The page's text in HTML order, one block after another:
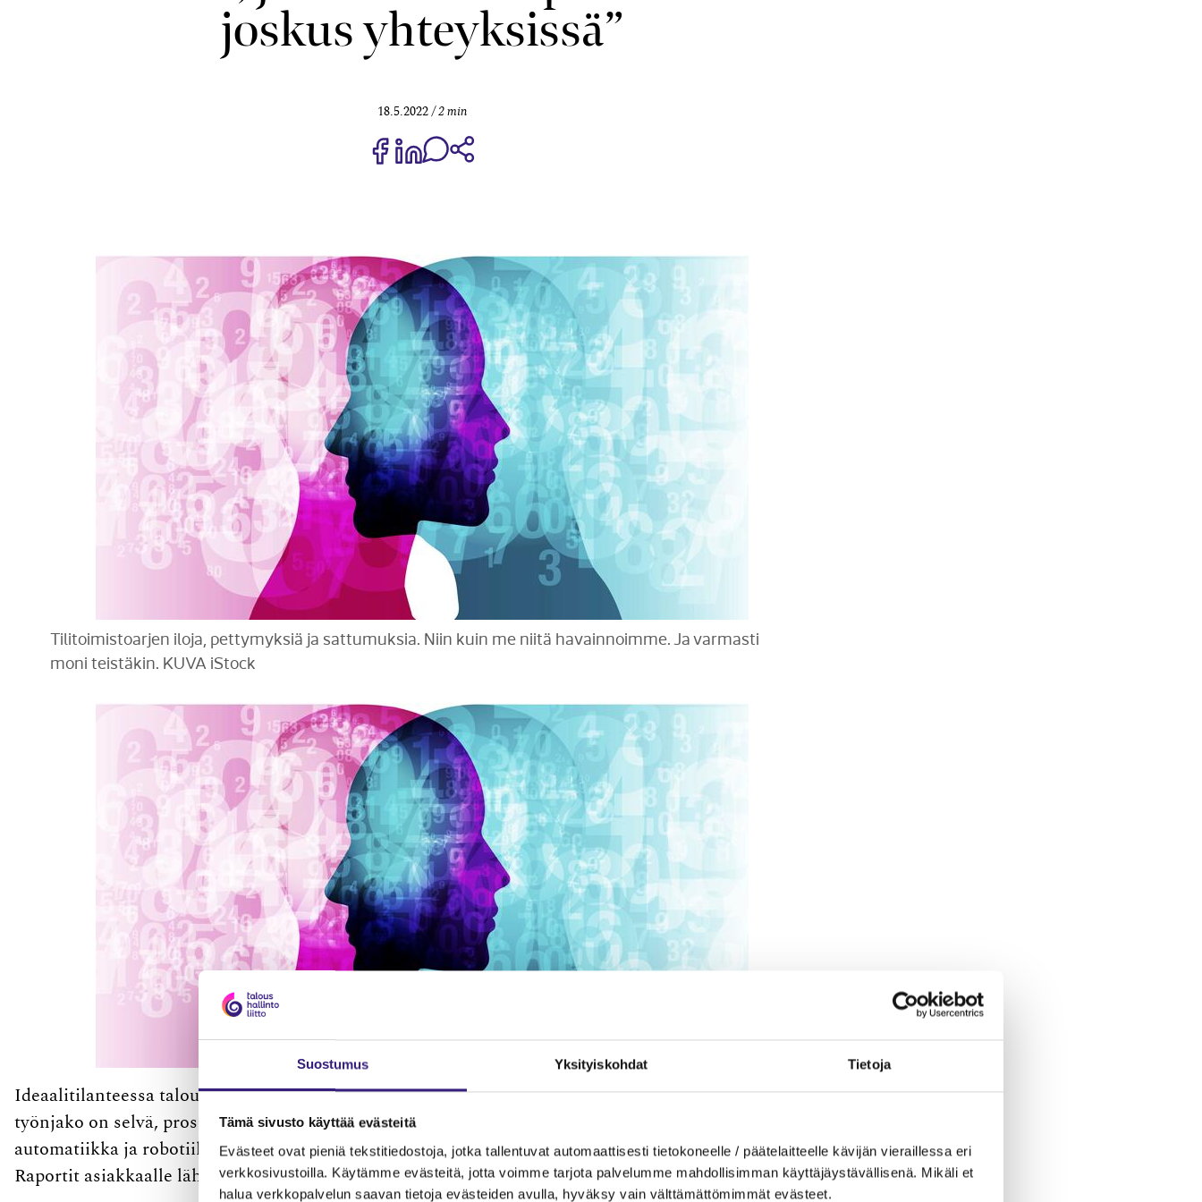
Suostumus Yksityiskohdat Tietoja
Tämä sivusto käyttää evästeitä
Evästeet ovat pieniä tekstitiedostoja, jotka tallentuvat automaattisesti tietokoneelle / päätelaitteelle kävijän vieraillessa eri
verkkosivustoilla. Käytämme evästeitä, jotta voimme tarjota palvelumme mahdollisimman käyttäjäystävällisenä. Mikäli et
halua verkkopalvelun saavan tietoja evästeiden avulla, hyväksy vain välttämättömimmät evästeet.
joskus yhteyksissä”
18.5.2022 2 min
Jaa Share on Facebook
Jaa Share on LinkedIn
Jaa WhatsApp-viestinä
Tilitoimistoarjen iloja, pettymyksiä ja sattumuksia. Niin kuin me niitä havainnoimme. Ja varmasti
moni teistäkin. KUVA iStock
Ideaalitilanteessa taloushallinnon ammattilaisella kaikki rullaa kuten pitääkin: asiakkaan kanssa
työnjako on selvä, prosessit toimivat, asiakas ja asiakkaan liiketoiminta tunnetaan. Reskontrat, palkat,
automatiikka ja robotiikka toimivat ja kirjanpitoa on ilo tehdä. Tilit täsmäävät ja homma on hallussa.
Raportit asiakkaalle lähtevät ajallaan. Kaikki on siis hyvin.